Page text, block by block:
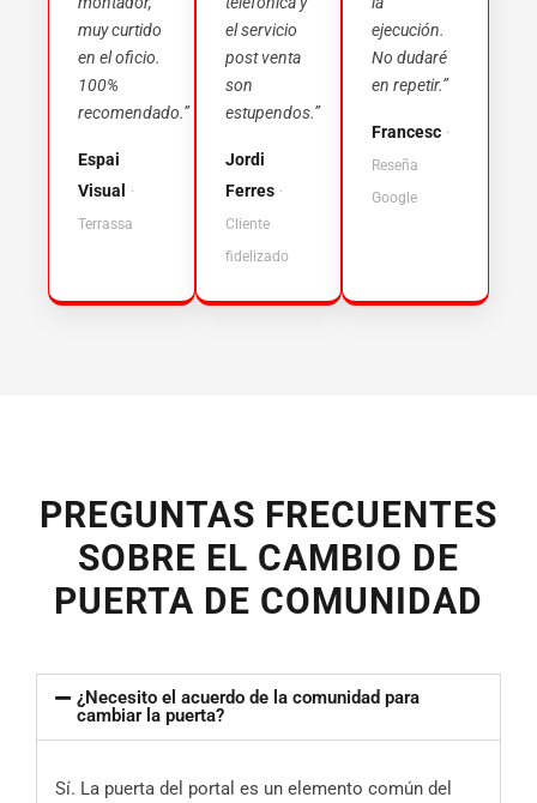
muy curtido
en el oficio.
100%
recomendado.”
Espai
Visual
·
Terrassa
el servicio
post venta
son
estupendos.”
Jordi
Ferres ·
Cliente
fidelizado
ejecución.
No dudaré
en repetir.”
Francesc ·
Reseña
Google
PREGUNTAS FRECUENTES
SOBRE EL CAMBIO DE
PUERTA DE COMUNIDAD
¿Necesito el acuerdo de la comunidad para
cambiar la puerta?
Sí. La puerta del portal es un elemento común del